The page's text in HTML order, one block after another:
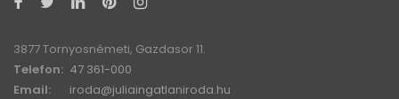
3877 Tornyosnémeti, Gazdasor 11.
Telefon: 47 361-000
Email:
iroda@juliaingatlaniroda.hu